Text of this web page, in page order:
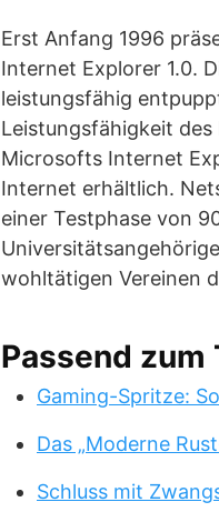
Erst Anfang 1996
Internet Explorer 1.0.
leistungsfähig
Leistungsfähigkeit
Microsofts Internet
Internet erhältlich.
einer Testphase von
wohltätigen Vereinen
Passend zum
Gaming-Spritze:
Das „Moderne
Schluss mit